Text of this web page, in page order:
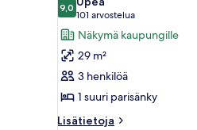
huonetyypin
Huone,
1
suuri
parisänky,
kaupunkinäköala
kuvat
9,09,0 kautta 10
101 arvostelua
(101
arvostelua)
Näkymä kaupungille
29 m²
3 henkilöä
1 suuri parisänky
Lisätietoja
Lisätietoja